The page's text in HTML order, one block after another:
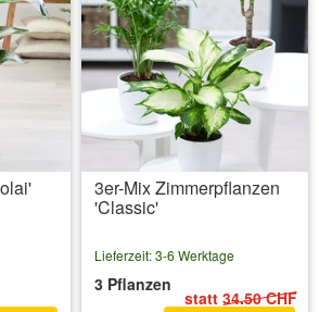
3er-Mix Zimmerpflanzen
'Classic'
statt 34.50 CHF
Lieferzeit: 3-6 Werktage
3 Pflanzen